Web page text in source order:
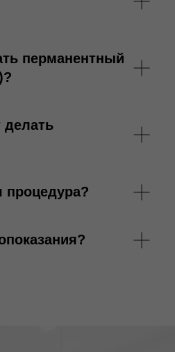
перманентный
делать
процедура?